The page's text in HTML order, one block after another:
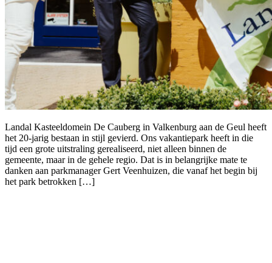
Landal Kasteeldomein De Cauberg in Valkenburg aan de Geul heeft
het 20-jarig bestaan in stijl gevierd. Ons vakantiepark heeft in die
tijd een grote uitstraling gerealiseerd, niet alleen binnen de
gemeente, maar in de gehele regio. Dat is in belangrijke mate te
danken aan parkmanager Gert Veenhuizen, die vanaf het begin bij
het park betrokken […]